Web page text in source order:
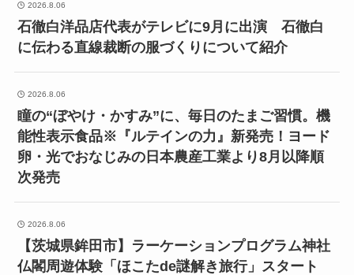
2026.8.06
石徹白洋品店代表がテレビに9月に出演 石徹白
に伝わる直線裁断の服づくりについて紹介
2026.8.06
瞳の“ぼやけ・かすみ”に、毎日のたまご習慣。機
能性表示食品※『ルテインの力』新発売！ヨード
卵・光でおなじみの日本農産工業より8月以降順
次発売
2026.8.06
【茨城県鉾田市】ラーケーションプログラム神社
仏閣周遊体験「ほこたde謎解き旅行」スタート